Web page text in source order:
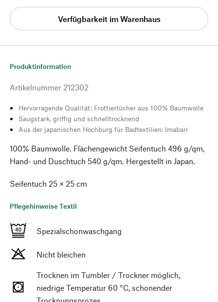
Verfügbarkeit im Warenhaus
Produktinformation
Artikelnummer 212302
Hervorragende Qualität: Frottiertücher aus 100% Baumwolle
Saugstark, griffig und schnelltrocknend
Aus der japanischen Hochburg für Badtextilien: Imabari
100% Baumwolle. Flächengewicht Seifentuch 496 g/qm,
Hand- und Duschtuch 540 g/qm. Hergestellt in Japan.
Seifentuch 25 × 25 cm
Pflegehinweise Textil
Spezialschonwaschgang
Nicht bleichen
Trocknen im Tumbler / Trockner möglich,
niedrige Temperatur 60 °C, schonender